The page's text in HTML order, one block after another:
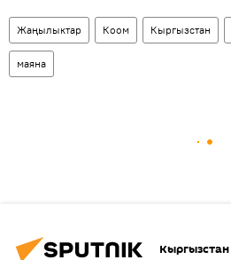
Жаңылыктар Коом Кыргызстан
маяна
Кыргызстан